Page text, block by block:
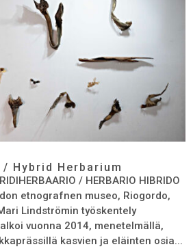
Hybrid Herbarium
/ HERBARIO HIBRIDO
etnografnen museo, Riogordo,
Lindströmin työskentely
vuonna 2014, menetelmällä,
kasvien ja eläinten osia...